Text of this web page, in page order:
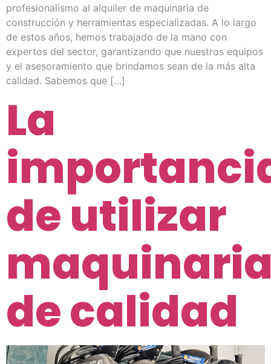
profesionalismo al alquiler de maquinaria de
construcción y herramientas especializadas. A lo largo
de estos años, hemos trabajado de la mano con
expertos del sector, garantizando que nuestros equipos
y el asesoramiento que brindamos sean de la más alta
calidad. Sabemos que […]
La
de utilizar
de calidad